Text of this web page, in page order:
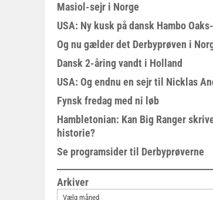
Masiol-sejr i Norge
USA: Ny kusk på dansk Hambo
Og nu gælder det Derbyprøven i
Dansk 2-åring vandt i Holland
USA: Og endnu en sejr til Nicklas
Fynsk fredag med ni løb
Hambletonian: Kan Big Ranger
historie?
Se programsider til Derbyprøverne
Arkiver